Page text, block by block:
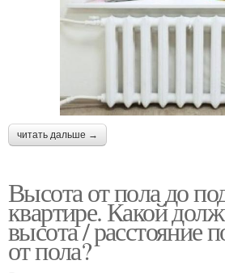
читать дальше →
Высота от пола до
квартире. Какой
высота / расстояние
от пола?